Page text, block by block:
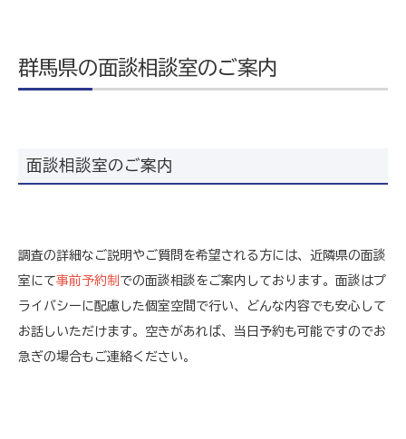
群馬県の面談相談室のご案内
面談相談室のご案内
調査の詳細なご説明やご質問を希望される方には、近隣県の面談
室にて事前予約制での面談相談をご案内しております。面談はプ
ライバシーに配慮した個室空間で行い、どんな内容でも安心して
お話しいただけます。空きがあれば、当日予約も可能ですのでお
急ぎの場合もご連絡ください。